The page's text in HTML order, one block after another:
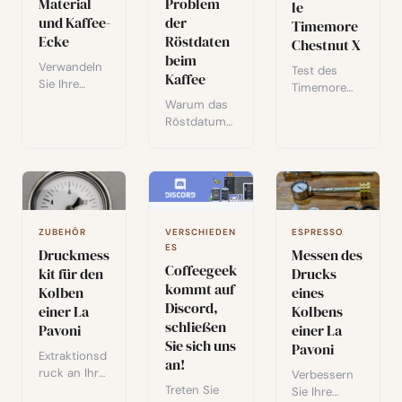
Auswirkunge
n auf
Gesundheit
und Kaffee-
Ecke
Verwandeln
Sie Ihre
in einen Ort,
der den
besten
würdig ist.
der
Röstdaten
beim
Kaffee
Warum das
Röstdatum
Kaffeefrisch
e und ihre
Wirkung auf
Geschmack
man als
informierter
Verbraucher
besser
wählt.
le
Timemore
Chestnut X
Test des
Timemore
Scheiben,
duales
Einstellsyste
Handmahlwe
rk im
Vergleich mit
Apollo, C40
und
1Zpresso.
ZUBEHÖR
Druckmess
kit für den
Kolben
einer La
Pavoni
Extraktionsd
ruck an Ihrer
VERSCHIEDEN
ES
Coffeegeek
kommt auf
Discord,
schließen
Sie sich uns
an!
Treten Sie
ESPRESSO
Messen des
Drucks
eines
Kolbens
einer La
Pavoni
Verbessern
Sie Ihre